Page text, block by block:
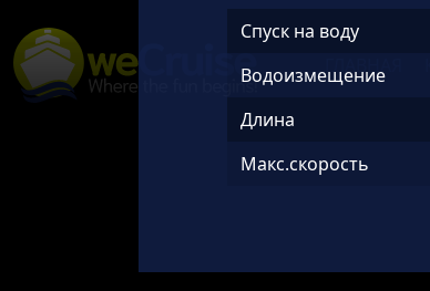
Main
Спуск на воду
Водоизмещение
Длина
Макс.скорость